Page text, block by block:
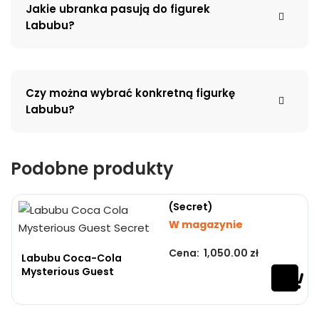
Jakie ubranka pasują do figurek
Labubu?
Czy można wybrać konkretną figurkę
Labubu?
Podobne produkty
Labubu Coca-Cola
Mysterious Guest
(Secret)
W magazynie
Oceniono 0na 5
Cena: 1,050.00 zł